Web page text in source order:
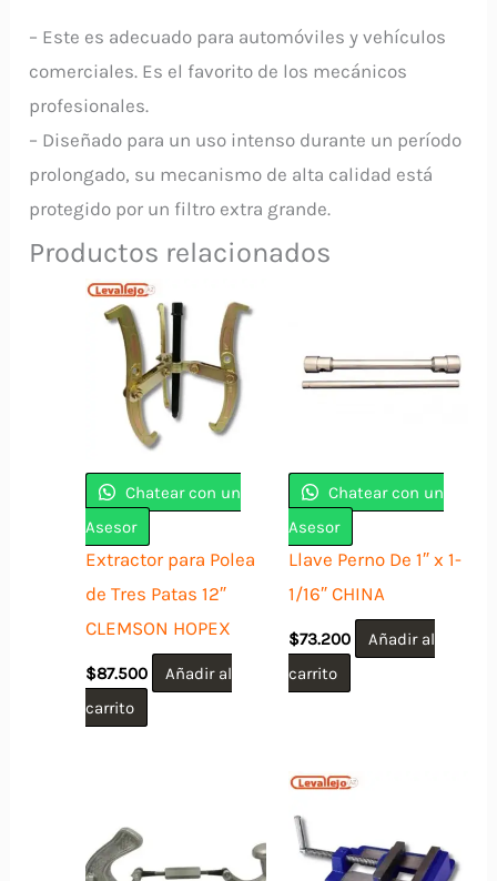
– Este es adecuado para automóviles y vehículos
comerciales. Es el favorito de los mecánicos
profesionales.
– Diseñado para un uso intenso durante un período
prolongado, su mecanismo de alta calidad está
protegido por un filtro extra grande.
Productos relacionados
Chatear con un
Asesor
Extractor para Polea
de Tres Patas 12″
CLEMSON HOPEX
$87.500
Añadir al
carrito
Chatear con un
Asesor
Llave Perno De 1″ x 1-
1/16″ CHINA
$73.200
Añadir al
carrito